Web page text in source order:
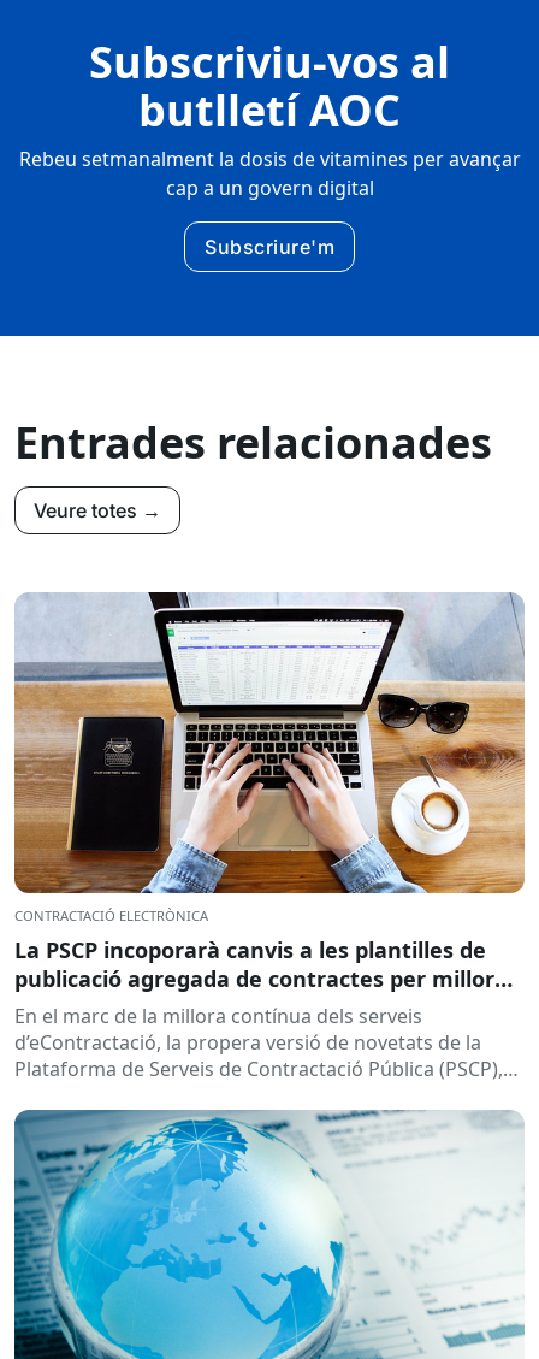
Subscriviu-vos al
butlletí AOC
Rebeu setmanalment la dosis de vitamines per avançar
cap a un govern digital
Subscriure'm
Entrades relacionades
Veure totes →
CONTRACTACIÓ ELECTRÒNICA
La PSCP incoporarà canvis a les plantilles de
publicació agregada de contractes per millorar
la integració amb el RPC
En el marc de la millora contínua dels serveis
d’eContractació, la propera versió de novetats de la
Plataforma de Serveis de Contractació Pública (PSCP),